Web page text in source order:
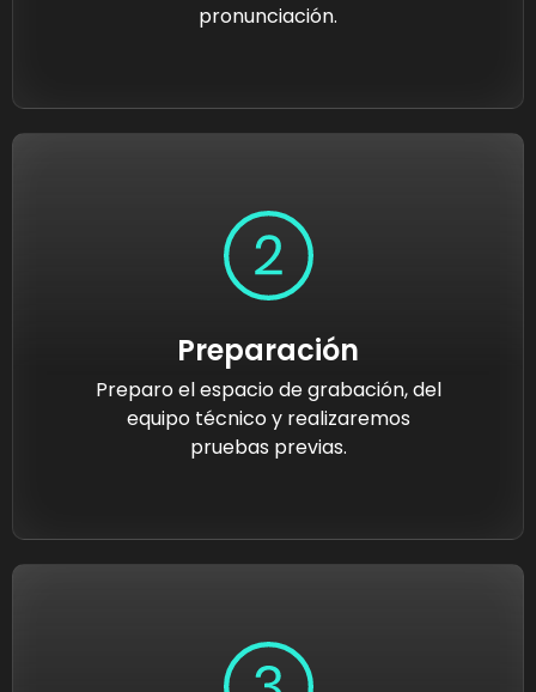
pronunciación.
Preparación
Preparo el espacio de grabación, del
equipo técnico y realizaremos
pruebas previas.